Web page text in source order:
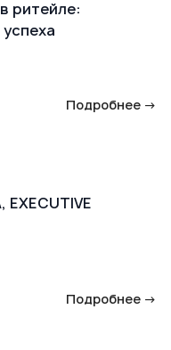
ритейле:
Подробнее →
Подробнее →